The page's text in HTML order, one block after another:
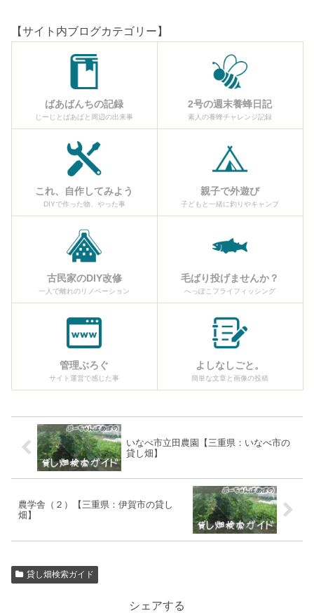
【サイト内ブログカテゴリー】
ばあばんちの記録
じーじとばあばと周辺の出来事
2号の週末養蜂日記
素人の養蜂チャレンジ記録
これ、自作してみよう
DIYで作った物、やった事
親子で外遊び
子どもと一緒に釣りやキャンプ
古民家のDIY改修
一人で離れのリノベーション
毛ばり投げませんか？
へっぽこフライフィッシング
管理ぶろぐ
サイト運営で感じた事
よしなしごと。
簡単な文章と画像の投稿
いなべ市立田農園【三重県：いなべ市の
貸し畑】
農学舎（２）【三重県：伊賀市の貸し
畑】
貸し畑検索ガイド
シェアする